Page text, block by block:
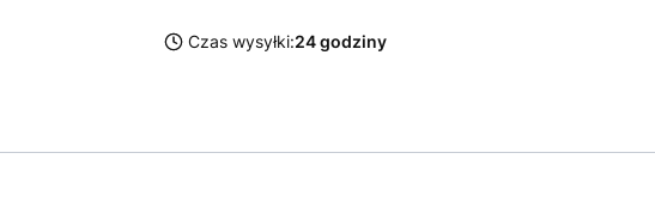
Czas wysyłki:24 godziny